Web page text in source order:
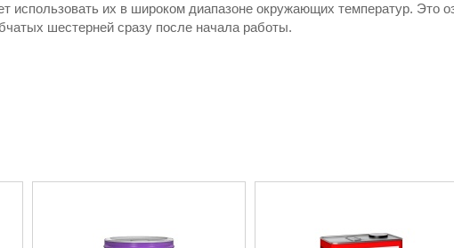
использовать их в широком диапазоне окружающих температур. Это
шестерней сразу после начала работы.